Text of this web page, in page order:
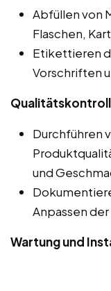
Abfüllen von
Flaschen,
Etikettieren
Vorschriften
Durchführen
und
Anpassen
Wartung und